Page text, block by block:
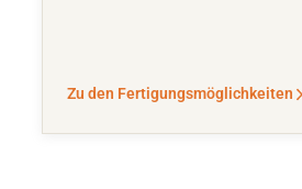
Zu den Fertigungsmöglichkeiten